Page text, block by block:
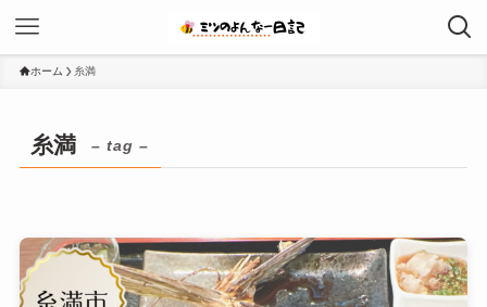
ホーム 糸満
糸満 – tag –